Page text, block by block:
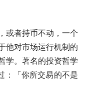
或者持币不动，一个
他对市场运行机制的
学。著名的投资哲学
：「你所交易的不是